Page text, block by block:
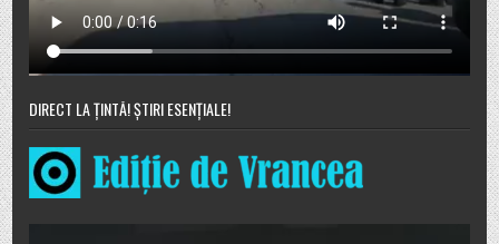
DIRECT LA ȚINTĂ! ȘTIRI ESENȚIALE!